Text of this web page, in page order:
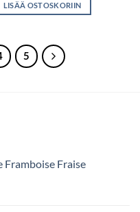
LISÄÄ OSTOSKORIIN
5
Framboise Fraise